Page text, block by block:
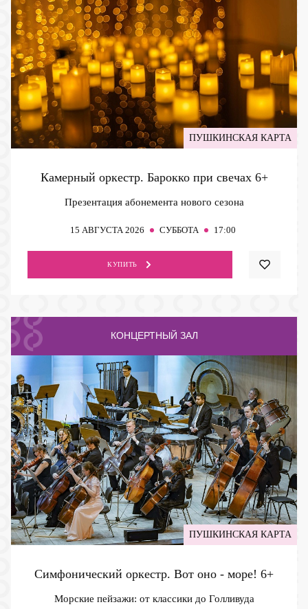
ПУШКИНСКАЯ КАРТА
Камерный оркестр. Барокко при свечах 6+
Презентация абонемента нового сезона
15 АВГУСТА 2026 СУББОТА 17:00
КУПИТЬ
КОНЦЕРТНЫЙ ЗАЛ
ПУШКИНСКАЯ КАРТА
Симфонический оркестр. Вот оно - море! 6+
Морские пейзажи: от классики до Голливуда